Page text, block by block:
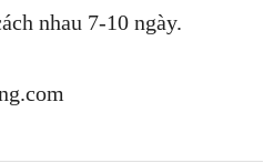
nhau 7-10 ngày.